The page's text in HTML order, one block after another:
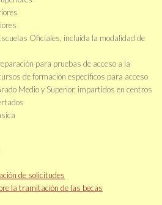
Oficiales, incluida la modalidad de
para pruebas de acceso a la
de formación específicos para acceso
Medio y Superior, impartidos en centros
de solicitudes
la tramitación de las becas